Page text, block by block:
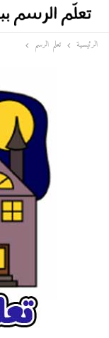
الرئيسية تعلم الرسم